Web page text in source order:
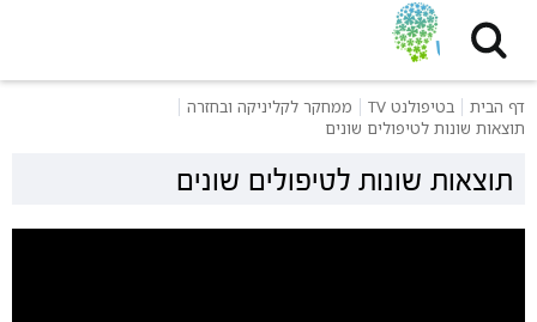
דף הבית בטיפולנט TV
ממחקר לקליניקה ובחזרה
תוצאות שונות לטיפולים שונים
תוצאות שונות לטיפולים שונים